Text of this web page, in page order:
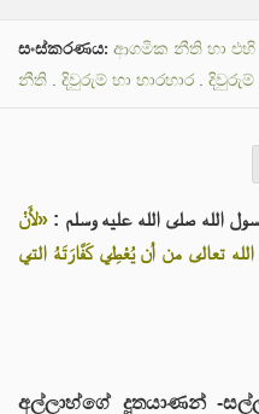
සංස්කරණය: ආගමික නීති හා
නීති . දිවුරුම් හා භාරහාර . දිවුරුම්
الله صلى الله عليه وسلم : «لأَنْ
تعالى من أن يُعْطِي كَفَّارَتَهُ التي
අල්ලාහ්ගේ දූතයාණන් -